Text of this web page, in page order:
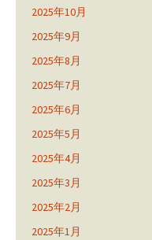
2025年10月
2025年9月
2025年8月
2025年7月
2025年6月
2025年5月
2025年4月
2025年3月
2025年2月
2025年1月